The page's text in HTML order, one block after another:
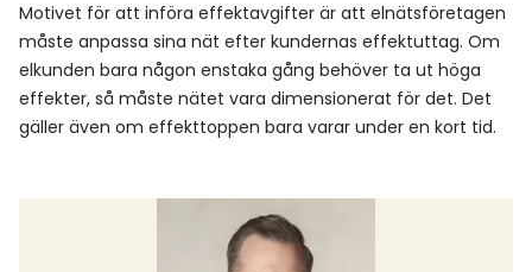
Motivet för att införa effektavgifter är att elnätsföretagen
måste anpassa sina nät efter kundernas effektuttag. Om
elkunden bara någon enstaka gång behöver ta ut höga
effekter, så måste nätet vara dimensionerat för det. Det
gäller även om effekttoppen bara varar under en kort tid.